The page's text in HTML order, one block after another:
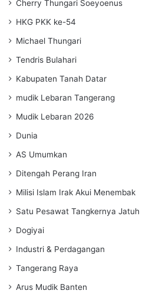
Cherry Thungari Soeyoenus
HKG PKK ke-54
Michael Thungari
Tendris Bulahari
Kabupaten Tanah Datar
mudik Lebaran Tangerang
Mudik Lebaran 2026
Dunia
AS Umumkan
Ditengah Perang Iran
Milisi Islam Irak Akui Menembak
Satu Pesawat Tangkernya Jatuh
Dogiyai
Industri & Perdagangan
Tangerang Raya
Arus Mudik Banten